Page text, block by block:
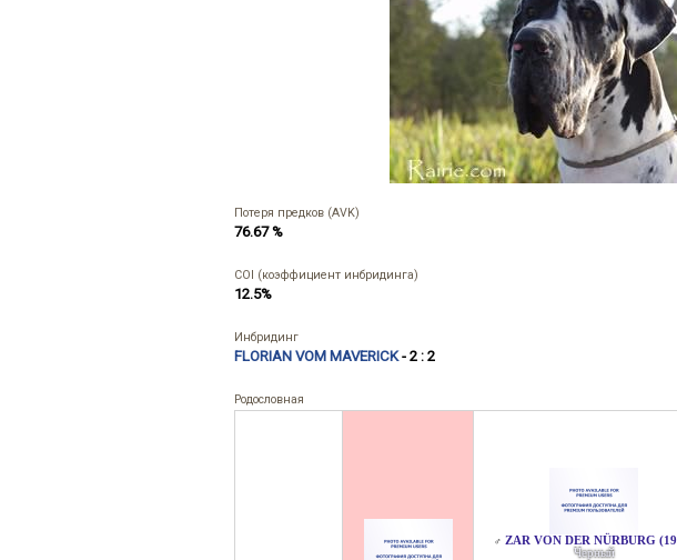
Потеря предков (AVK)
76.67 %
COI (коэффициент инбридинга)
12.5%
Инбридинг
FLORIAN VOM MAVERICK- 2 : 2
Родословная
♂ ZAR VON DER NÜRBURG
Черный